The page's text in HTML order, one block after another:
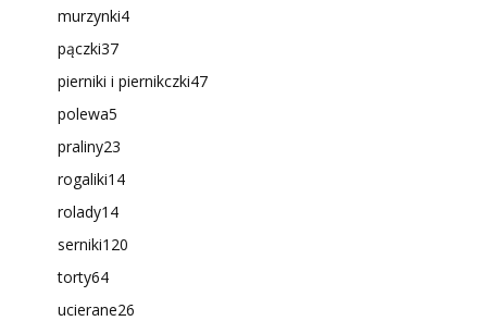
murzynki4
pączki37
pierniki i piernikczki47
polewa5
praliny23
rogaliki14
rolady14
serniki120
torty64
ucierane26